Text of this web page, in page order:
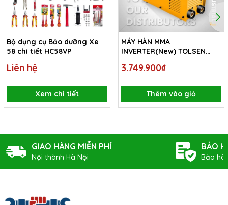
Bộ dụng cụ Bảo dưỡng Xe
58 chi tiết HC58VP
Liên hệ
Xem chi tiết
MÁY HÀN MMA
INVERTER(New) TOLSEN
3.749.900₫
Thêm vào giỏ
GIAO HÀNG MIỄN PHÍ
Nội thành Hà Nội
BẢO
Bảo